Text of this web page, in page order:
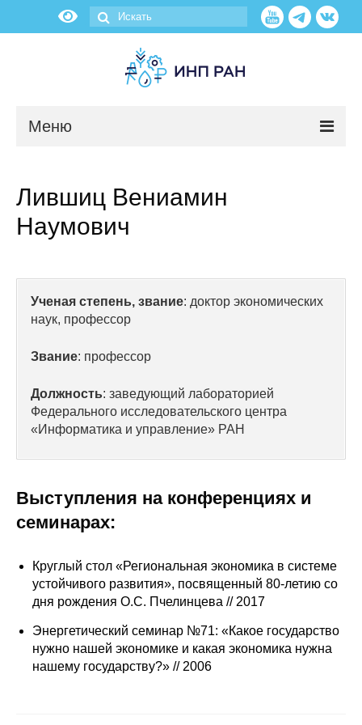
Меню
Администрация
Сотрудники
Отчетность
Публикации
Научная жизнь
Издания
Проблемы прогнозирования
О журнале
Лившиц Вениамин
Наумович
Ученая степень, звание: доктор экономических
наук, профессор
Звание: профессор
Должность: заведующий лабораторией
Федерального исследовательского центра
«Информатика и управление» РАН
Выступления на конференциях и
семинарах:
Круглый стол «Региональная экономика в системе
устойчивого развития», посвященный 80-летию со
дня рождения О.С. Пчелинцева // 2017
Энергетический семинар №71: «Какое государство
нужно нашей экономике и какая экономика нужна
нашему государству?» // 2006